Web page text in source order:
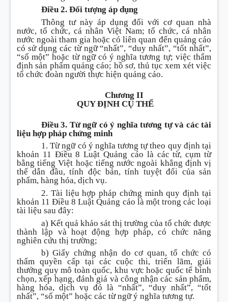
Điều 2. Đối tượng áp dụng
Thông tư này áp dụng đối với cơ quan nhà
nước, tổ chức, cá nhân Việt Nam; tổ chức, cá nhân
nước ngoài tham gia hoặc có liên quan đến quảng cáo
có sử dụng các từ ngữ “nhất”, “duy nhất”, “tốt nhất”,
“số một” hoặc từ ngữ có ý nghĩa tương tự; việc thẩm
định sản phẩm quảng cáo; hồ sơ, thủ tục xem xét việc
tổ chức đoàn người thực hiện quảng cáo.
Chương II
QUY ĐỊNH CỤ THỂ
Điều 3. Từ ngữ có ý nghĩa tương tự và các tài
liệu hợp pháp chứng minh
1. Từ ngữ có ý nghĩa tương tự theo quy định tại
khoản 11 Điều 8 Luật Quảng cáo là các từ, cụm từ
bằng tiếng Việt hoặc tiếng nước ngoài khẳng định vị
thế dẫn đầu, tính độc bản, tính tuyệt đối của sản
phẩm, hàng hóa, dịch vụ.
2. Tài liệu hợp pháp chứng minh quy định tại
khoản 11 Điều 8 Luật Quảng cáo là một trong các loại
tài liệu sau đây:
a) Kết quả khảo sát thị trường của tổ chức được
thành lập và hoạt động hợp pháp, có chức năng
nghiên cứu thị trường;
b) Giấy chứng nhận do cơ quan, tổ chức có
thẩm quyền cấp tại các cuộc thi, triển lãm, giải
thưởng quy mô toàn quốc, khu vực hoặc quốc tế bình
chọn, xếp hạng, đánh giá và công nhận các sản phẩm,
hàng hóa, dịch vụ đó là “nhất”, “duy nhất”, “tốt
nhất”, “số một” hoặc các từ ngữ ý nghĩa tương tự.